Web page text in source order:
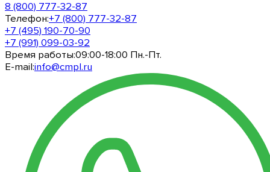
8 (800) 777-32-87
Телефон:+7 (800) 777-32-87
+7 (495) 190-70-90
+7 (991) 099-03-92
Время работы:09:00-18:00 Пн.-Пт.
E-mail:info@cmpl.ru